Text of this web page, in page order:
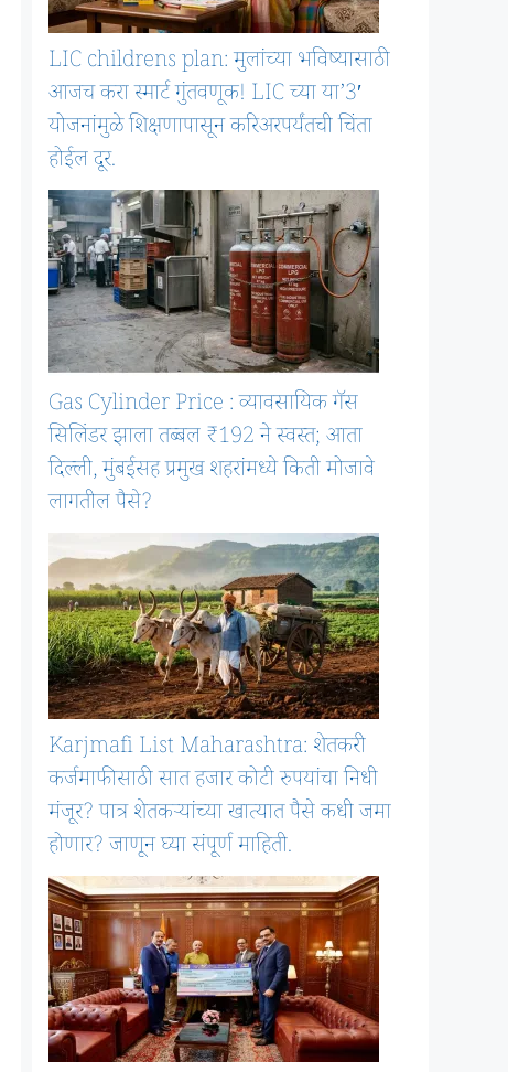
LIC childrens plan: मुलांच्या भविष्यासाठी
आजच करा स्मार्ट गुंतवणूक! LIC च्या या’3′
योजनांमुळे शिक्षणापासून करिअरपर्यंतची चिंता
होईल दूर.
Gas Cylinder Price : व्यावसायिक गॅस
सिलिंडर झाला तब्बल ₹192 ने स्वस्त; आता
दिल्ली, मुंबईसह प्रमुख शहरांमध्ये किती मोजावे
लागतील पैसे?
Karjmafi List Maharashtra: शेतकरी
कर्जमाफीसाठी सात हजार कोटी रुपयांचा निधी
मंजूर? पात्र शेतकऱ्यांच्या खात्यात पैसे कधी जमा
होणार? जाणून घ्या संपूर्ण माहिती.